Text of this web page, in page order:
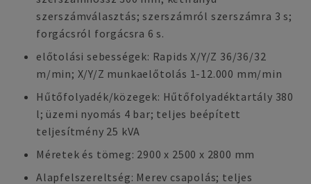
szerszámválasztás; szerszámról szerszámra 3 s;
forgácsról forgácsra 6 s.
előtolási sebességek: Rapids X/Y/Z 36/36/32
m/min; X/Y/Z munkaelőtolás 1-12.000 mm/min
Hűtőfolyadék/közegek: Hűtőfolyadéktartály 380
l; üzemi nyomás 4 bar; teljes beépített
teljesítmény 25 kVA
Méretek és tömeg: 2900 x 2500 x 2800 mm
Alapfelszereltség: Merev csapolás; teljes